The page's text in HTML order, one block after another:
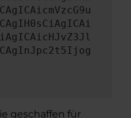
geschaffen für